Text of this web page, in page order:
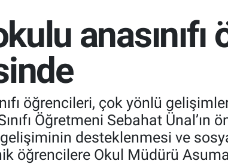
öğrencileri, çok yönlü
Öğretmeni Sebahat Ünal’ın
desteklenmesi ve
öğrencilere Okul Müdürü